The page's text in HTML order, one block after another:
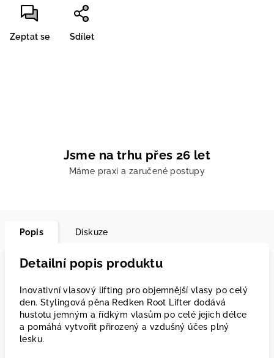
Zeptat se Sdílet
Jsme na trhu přes 26 let
Máme praxi a zaručené postupy
Popis Diskuze
Detailní popis produktu
Inovativní vlasový lifting pro objemnější vlasy po celý
den. Stylingová pěna Redken Root Lifter dodává
hustotu jemným a řídkým vlasům po celé jejich délce
a pomáhá vytvořit přirozený a vzdušný účes plný
lesku.